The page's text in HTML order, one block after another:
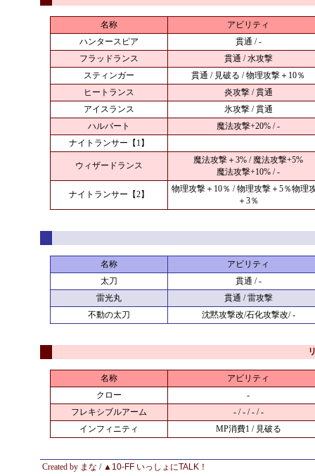
名称
アビリティ
ハンタースピア
貫通 / -
フラッドランス
貫通 / 水攻撃
スティンガー
貫通 / 見破る / 物理攻撃＋10％
ヒートランス
炎攻撃 / 貫通
アイスランス
氷攻撃 / 貫通
ハルバート
魔法攻撃+20% / -
ナイトランサー【1】
ウィザードランス
魔法攻撃＋3% / 魔法攻撃+5%
魔法攻撃+10% / -
ナイトランサー【2】
物理攻撃＋10％ / 物理攻撃＋5％物理
＋3％
名称
アビリティ
太刀
貫通 / -
雷光丸
貫通 / 雷攻撃
不動の太刀
沈黙攻撃改/石化攻撃改/ -
名称
アビリティ
クロー
-
フレキシブルアーム
- / - / - / -
インフィニティ
MP消費1 / 見破る
Created by まな / ▲ 10-FF いっしょにTALK！